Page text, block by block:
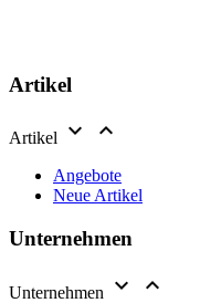
Artikel
Artikel  
Angebote
Neue Artikel
Unternehmen
Unternehmen  